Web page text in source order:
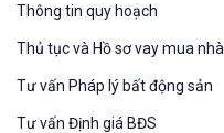
Thông tin quy hoạch
Thủ tục và Hồ sơ vay mua nhà
Tư vấn Pháp lý bất động sản
Tư vấn Định giá BĐS